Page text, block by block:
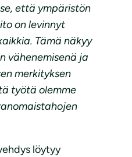
että ympäristön
on levinnyt
Tämä näkyy
vähenemisenä ja
merkityksen
työtä olemme
löytyy